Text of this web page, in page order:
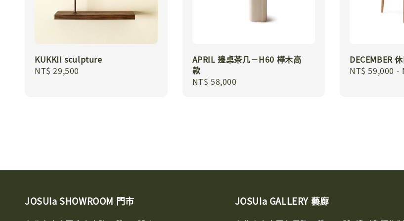
KUKKII sculpture
Regular
NT$ 29,500
APRIL 邊桌茶几－H60 樺木高
款
Regular
NT$ 58,000
DECEMBER
Regular
NT$ 59,000 -
JOSUIa SHOWROOM 門市 JOSUIa GALLERY 藝廊